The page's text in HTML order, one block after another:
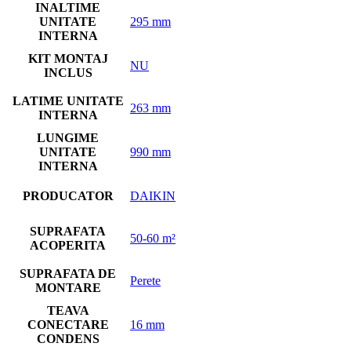
INALTIME
UNITATE
INTERNA
295 mm
KIT MONTAJ
INCLUS
NU
LATIME UNITATE
INTERNA
263 mm
LUNGIME
UNITATE
INTERNA
990 mm
PRODUCATOR DAIKIN
SUPRAFATA
ACOPERITA
50-60 m²
SUPRAFATA DE
MONTARE
Perete
TEAVA
CONECTARE
CONDENS
16 mm